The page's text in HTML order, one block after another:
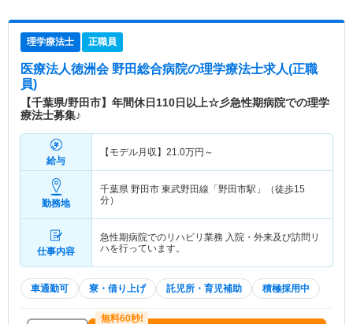
理学療法士 正職員
医療法人徳洲会 野田総合病院の理学療法士求人(正職
員)
【千葉県/野田市】年間休日110日以上☆彡急性期病院での理学
療法士募集♪
給与
【モデル月収】 21.0万円～
勤務地
千葉県 野田市 東武野田線「野田市駅」（徒歩15
分）
仕事内容
急性期病院でのリハビリ業務 入院・外来及び訪問リ
ハを行っています。
車通勤可 寮・借り上げ 託児所・育児補助 積極採用中